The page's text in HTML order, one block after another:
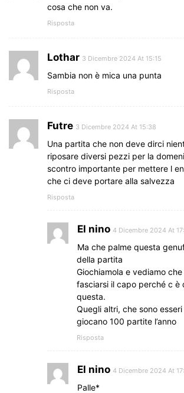
cosa che non va.
Risposta
Lothar 3 Dicembre 2024 At 15:15
Sambia non è mica una punta
Risposta
Futre 3 Dicembre 2024 At 15:38
Una partita che non deve dirci
riposare diversi pezzi per la
scontro importante per mettere l
che ci deve portare alla salvezza
Risposta
El nino 4 Dicembre 2024 At
Ma che palme questa
della partita
Giochiamola e vediamo
fasciarsi il capo perché c è
questa.
Quegli altri, che sono
giocano 100 partite l’anno
Risposta
El nino 4 Dicembre 2024 At
Palle*